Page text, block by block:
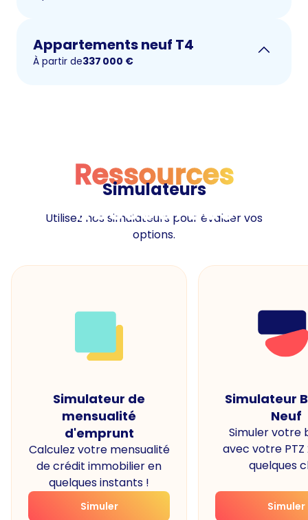
Appartements neuf T4
À partir de337 000 €
Ressources
Ressources
Simulateurs
Utilisez nos simulateurs pour évaluer vos
options.
Simulateur de
mensualité
d'emprunt
Calculez votre mensualité
de crédit immobilier en
quelques instants !
Simuler
Simulateur
Neuf
Simuler votre
avec votre PTZ
quelques
Simuler